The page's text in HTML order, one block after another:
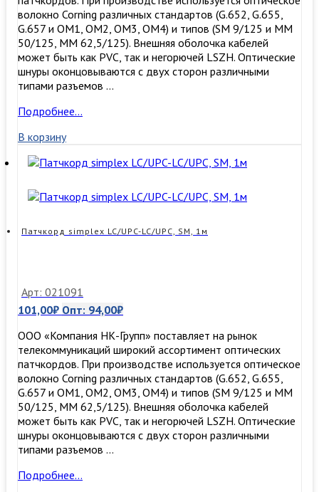
волокно Corning различных стандартов (G.652, G.655,
G.657 и OM1, OM2, OM3, ОМ4) и типов (SM 9/125 и MM
50/125, MM 62,5/125). Внешняя оболочка кабелей
может быть как PVC, так и негорючей LSZH. Оптические
шнуры оконцовываются с двух сторон различными
типами разъемов …
Патчкорд
LC/APC-
LC/UPC,
SM,
Подробнее…
В корзину
Патчкорд simplex LC/UPC-LC/UPC, SM, 1м
Арт: 021091
101,00₽ Опт: 94,00₽
ООО «Компания НК-Групп» поставляет на рынок
телекоммуникаций широкий ассортимент оптических
патчкордов. При производстве используется оптическое
волокно Corning различных стандартов (G.652, G.655,
G.657 и OM1, OM2, OM3, ОМ4) и типов (SM 9/125 и MM
50/125, MM 62,5/125). Внешняя оболочка кабелей
может быть как PVC, так и негорючей LSZH. Оптические
шнуры оконцовываются с двух сторон различными
типами разъемов …
Патчкорд
Подробнее…